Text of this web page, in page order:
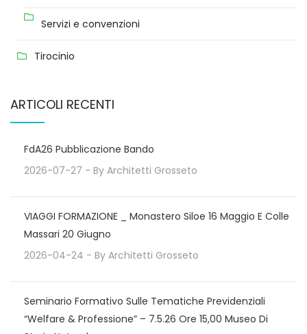
Servizi e convenzioni
Tirocinio
ARTICOLI RECENTI
FdA26 Pubblicazione Bando
2026-07-27 - By Architetti Grosseto
VIAGGI FORMAZIONE _ Monastero Siloe 16 Maggio E Colle
Massari 20 Giugno
2026-04-24 - By Architetti Grosseto
Seminario Formativo Sulle Tematiche Previdenziali
“Welfare & Professione” – 7.5.26 Ore 15,00 Museo Di